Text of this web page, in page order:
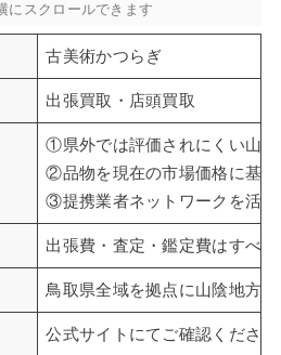
古美術かつらぎ
出張買取・店頭買取
①県外では評価されにくい山
②品物を現在の市場価格に基
③提携業者ネットワークを活
出張費・査定・鑑定費はすべ
鳥取県全域を拠点に山陰地方
公式サイトにてご確認くださ